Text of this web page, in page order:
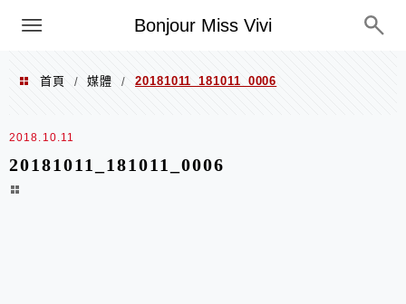
Bonjour Miss Vivi
選單
首頁 / 媒體 / 20181011_181011_0006
2018.10.11
20181011_181011_0006